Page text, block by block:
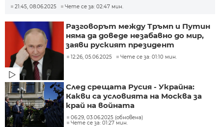
21:45, 08.06.2025 Чете се за: 02:47 мин.
Разговорът между Тръмп и Путин
няма да доведе незабавно до мир,
заяви руският президент
12:26, 05.06.2025 Чете се за: 01:10 мин.
След срещата Русия - Украйна:
Какви са условията на Москва за
край на войната
06:29, 03.06.2025 (обновена)
Чете се за: 01:27 мин.